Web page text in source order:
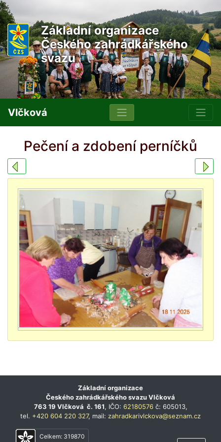
Základní organizace
Českého zahrádkářského
svazu
Vlčková
Pečení a zdobení perníčků
Základní organizace
Českého zahrádkářského svazu Vlčková
763 19 Vlčková č. 161, IČO: 62180576č: 605013,
tel. +420 604 220 327, mail: zahradkarivlckova@seznam.cz
Celkem: 319870